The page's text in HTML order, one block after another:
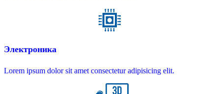
Электроника
Lorem ipsum dolor sit amet consectetur adipisicing elit.